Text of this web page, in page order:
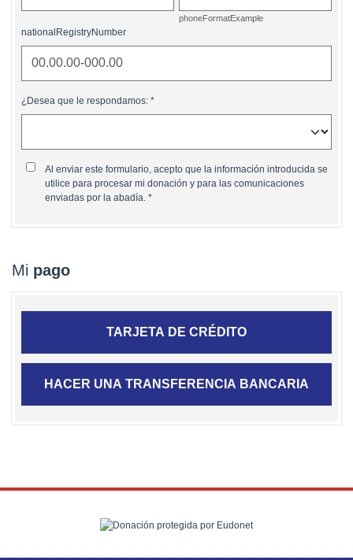
phoneFormatExample
nationalRegistryNumber
¿Desea que le respondamos:
Al enviar este formulario, acepto que la información introducida se
utilice para procesar mi donación y para las comunicaciones
enviadas por la abadía.
Mi pago
TARJETA DE CRÉDITO
HACER UNA TRANSFERENCIA BANCARIA